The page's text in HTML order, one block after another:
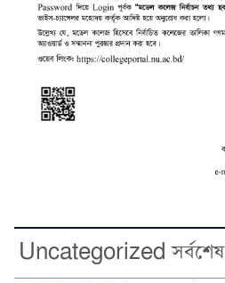
Uncategorized সর্বশেষ